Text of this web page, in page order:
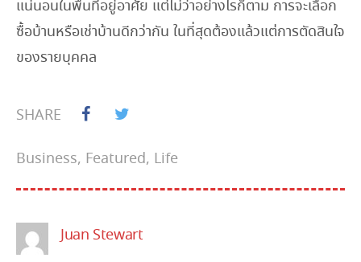
แน่นอนในพื้นที่อยู่อาศัย แต่ไม่ว่าอย่างไรก็ตาม การจะเลือก
ซื้อบ้านหรือเช่าบ้านดีกว่ากัน ในที่สุดต้องแล้วแต่การตัดสินใจ
ของรายบุคคล
SHARE
Business, Featured, Life
Juan Stewart